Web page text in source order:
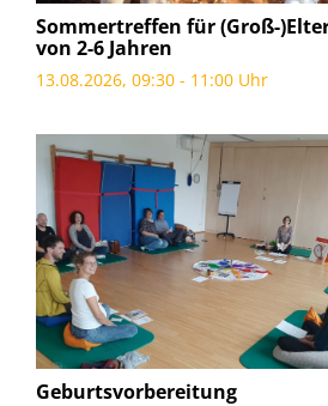
Sommertreffen für (Groß-
von 2-6 Jahren
13.08.2026, 09:30 - 11:00 Uhr
Geburtsvorbereitung